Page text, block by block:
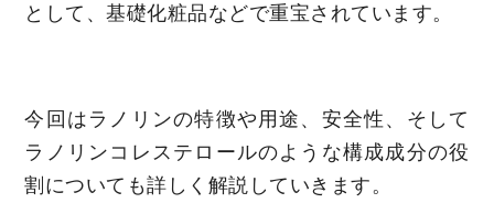
として、基礎化粧品などで重宝されています。
今回はラノリンの特徴や用途、安全性、そして
ラノリンコレステロールのような構成成分の役
割についても詳しく解説していきます。